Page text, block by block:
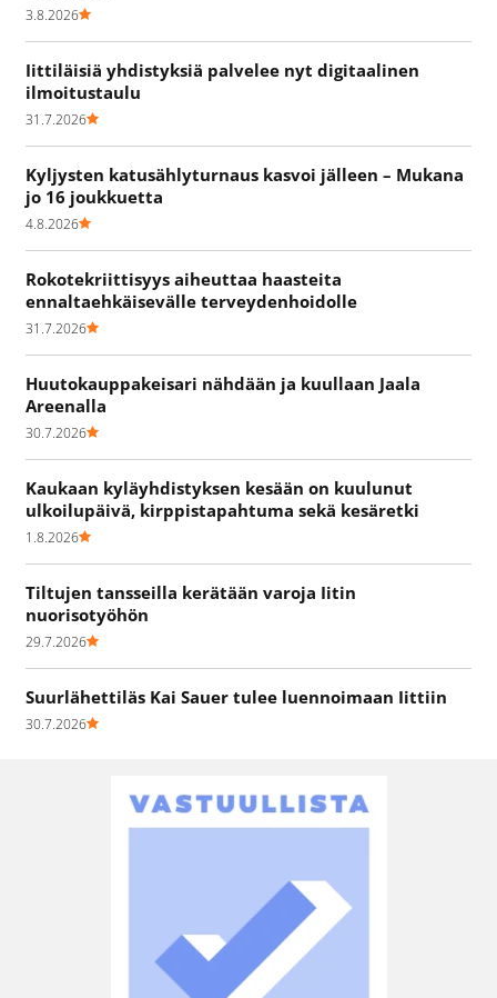
3.8.2026
Iittiläisiä yhdistyksiä palvelee nyt digitaalinen
ilmoitustaulu
31.7.2026
Kyljysten katusählyturnaus kasvoi jälleen – Mukana
jo 16 joukkuetta
4.8.2026
Rokotekriittisyys aiheuttaa haasteita
ennaltaehkäisevälle terveydenhoidolle
31.7.2026
Huutokauppakeisari nähdään ja kuullaan Jaala
Areenalla
30.7.2026
Kaukaan kyläyhdistyksen kesään on kuulunut
ulkoilupäivä, kirppistapahtuma sekä kesäretki
1.8.2026
Tiltujen tansseilla kerätään varoja Iitin
nuorisotyöhön
29.7.2026
Suurlähettiläs Kai Sauer tulee luennoimaan Iittiin
30.7.2026